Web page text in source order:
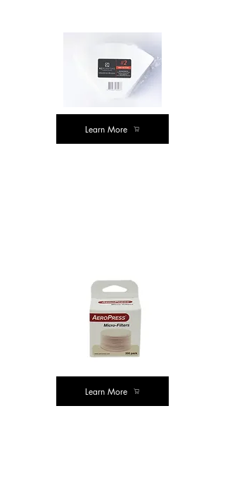
Learn More
Learn More